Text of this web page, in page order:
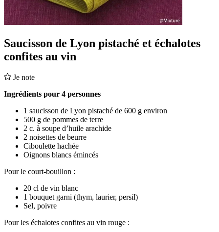
Saucisson de Lyon pistaché et échalotes
confites au vin
Je note
Ingrédients pour 4 personnes
1 saucisson de Lyon pistaché de 600 g environ
500 g de pommes de terre
2 c. à soupe d’huile arachide
2 noisettes de beurre
Ciboulette hachée
Oignons blancs émincés
Pour le court-bouillon :
20 cl de vin blanc
1 bouquet garni (thym, laurier, persil)
Sel, poivre
Pour les échalotes confites au vin rouge :